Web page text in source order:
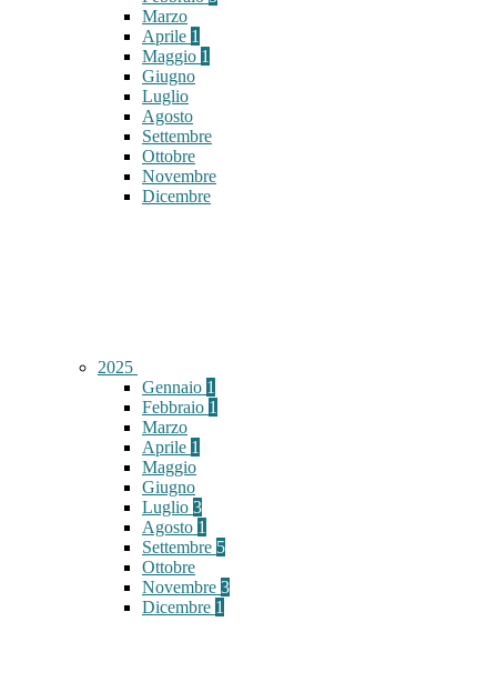
Marzo
Aprile 1
Maggio 1
Giugno
Luglio
Agosto
Settembre
Ottobre
Novembre
Dicembre
2025
Gennaio 1
Febbraio 1
Marzo
Aprile 1
Maggio
Giugno
Luglio 3
Agosto 1
Settembre 5
Ottobre
Novembre 3
Dicembre 1